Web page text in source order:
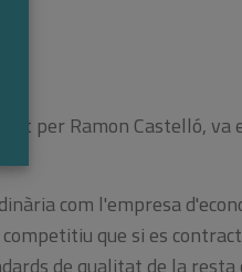
per Ramon Castelló,
com l'empresa
que si es